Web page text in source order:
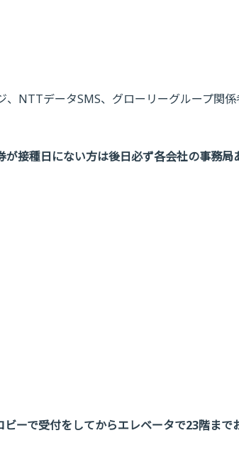
NTTデータSMS、グローリーグループ関係
接種日にない方は後日必ず各会社の事務局
で受付をしてからエレベータで23階まで